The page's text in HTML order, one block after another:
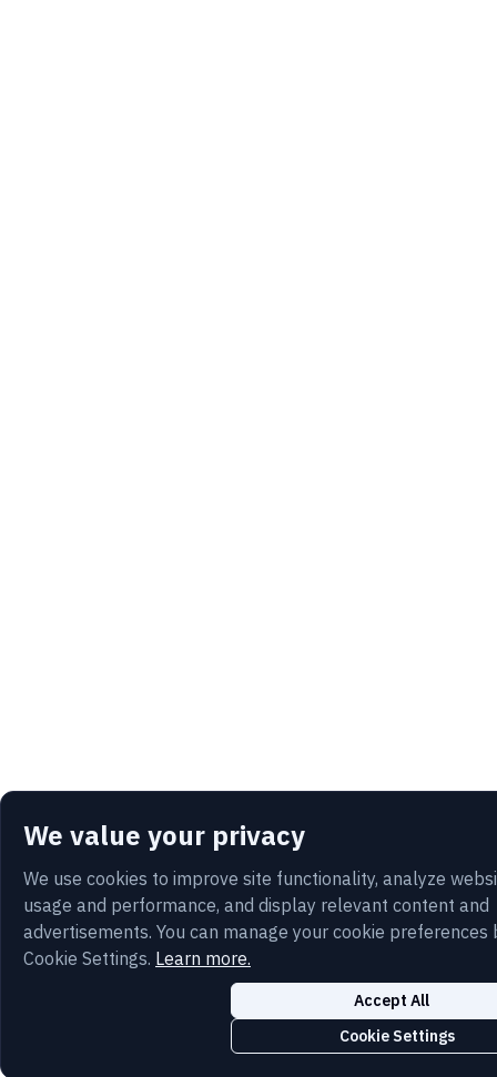
We value your privacy
We use cookies to improve site functionality, analyze
usage and performance, and display relevant content and
advertisements. You can manage your cookie preferences
Cookie Settings. Learn more.
Cookie Settings
Accept All